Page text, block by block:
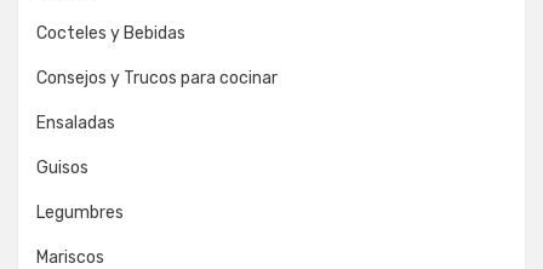
Cocteles y Bebidas
Consejos y Trucos para cocinar
Ensaladas
Guisos
Legumbres
Mariscos